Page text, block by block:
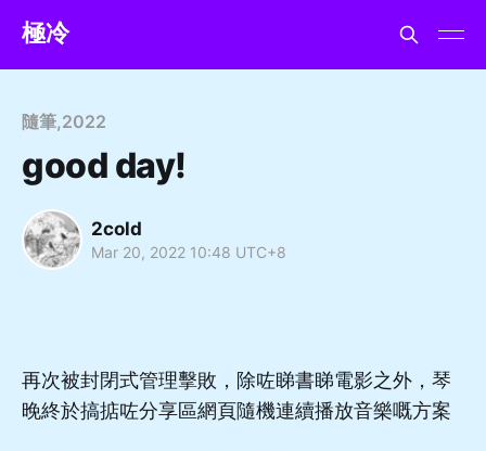
極冷
隨筆,2022
good day!
2cold
Mar 20, 2022 10:48 UTC+8
再次被封閉式管理擊敗，除咗睇書睇電影之外，琴
晚終於搞掂咗分享區網頁隨機連續播放音樂嘅方案